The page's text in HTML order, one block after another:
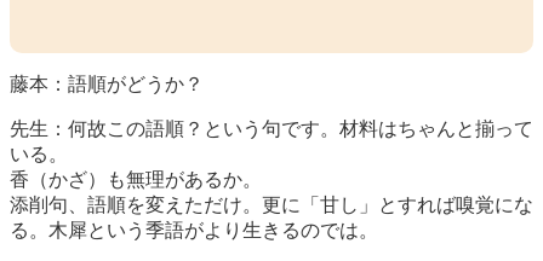
藤本：語順がどうか？
先生：何故この語順？という句です。材料はちゃんと揃って
いる。
香（かざ）も無理があるか。
添削句、語順を変えただけ。更に「甘し」とすれば嗅覚にな
る。木犀という季語がより生きるのでは。